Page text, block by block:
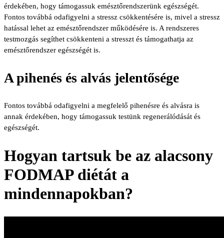
érdekében, hogy támogassuk emésztőrendszerünk egészségét.
Fontos továbbá odafigyelni a stressz csökkentésére is, mivel a stressz
hatással lehet az emésztőrendszer működésére is. A rendszeres
testmozgás segíthet csökkenteni a stresszt és támogathatja az
emésztőrendszer egészségét is.
A pihenés és alvás jelentősége
Fontos továbbá odafigyelni a megfelelő pihenésre és alvásra is
annak érdekében, hogy támogassuk testünk regenerálódását és
egészségét.
Hogyan tartsuk be az alacsony
FODMAP diétát a
mindennapokban?